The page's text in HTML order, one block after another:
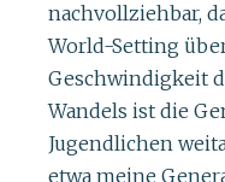
nachvollziehbar,
World-Setting
Geschwindigkeit
Wandels ist die
Jugendlichen
etwa meine